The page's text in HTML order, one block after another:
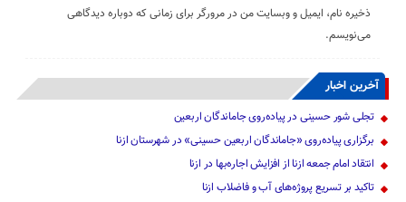
ذخیره نام، ایمیل و وبسایت من در مرورگر برای زمانی که دوباره دیدگاهی
می‌نویسم.
آخرین اخبار
تجلی شور حسینی در پیاده‌روی جاماندگان اربعین
برگزاری پیاده‌روی «جاماندگان اربعین حسینی» در شهرستان ازنا
انتقاد امام جمعه ازنا از افزایش اجاره‌بها در ازنا
تاکید بر تسریع پروژه‌های آب و فاضلاب ازنا